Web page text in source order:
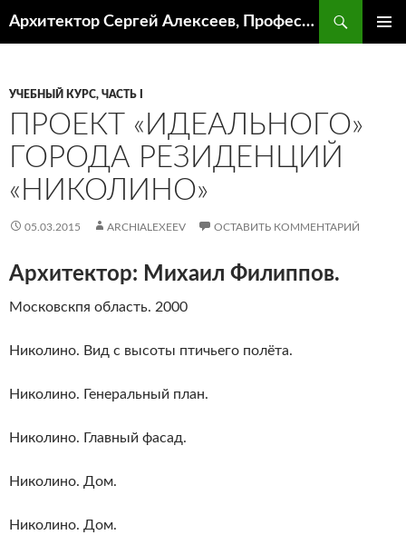
Архитектор Сергей Алексеев, Профессор кафедры ИА и АР ААИ ЮФУ
УЧЕБНЫЙ КУРС, ЧАСТЬ I
ПРОЕКТ «ИДЕАЛЬНОГО»
ГОРОДА РЕЗИДЕНЦИЙ
«НИКОЛИНО»
05.03.2015 ARCHIALEXEEV ОСТАВИТЬ КОММЕНТАРИЙ
Архитектор: Михаил Филиппов.
Московскпя область. 2000
Николино. Вид с высоты птичьего полёта.
Николино. Генеральный план.
Николино. Главный фасад.
Николино. Дом.
Николино. Дом.